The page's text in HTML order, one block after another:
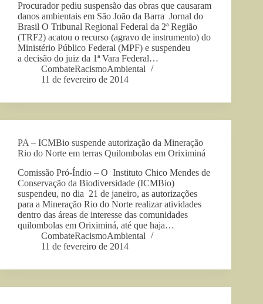
Procurador pediu suspensão das obras que causaram
danos ambientais em São João da Barra Jornal do
Brasil O Tribunal Regional Federal da 2ª Região
(TRF2) acatou o recurso (agravo de instrumento) do
Ministério Público Federal (MPF) e suspendeu
a decisão do juiz da 1ª Vara Federal…
CombateRacismoAmbiental
11 de fevereiro de 2014
PA – ICMBio suspende autorização da Mineração
Rio do Norte em terras Quilombolas em Oriximiná
Comissão Pró-Índio – O Instituto Chico Mendes de
Conservação da Biodiversidade (ICMBio)
suspendeu, no dia 21 de janeiro, as autorizações
para a Mineração Rio do Norte realizar atividades
dentro das áreas de interesse das comunidades
quilombolas em Oriximiná, até que haja…
CombateRacismoAmbiental
11 de fevereiro de 2014